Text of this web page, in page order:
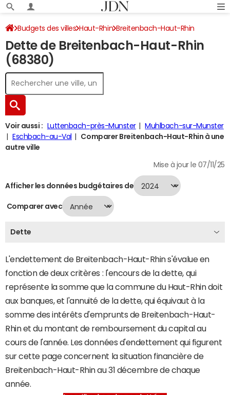
Budgets des villes Haut-Rhin Breitenbach-Haut-Rhin
Dette au 31/12/2024
Dette de Breitenbach-Haut-Rhin
(68380)
Voir aussi : Luttenbach-près-Munster
Muhlbach-sur-Munster
Eschbach-au-Val
Comparer Breitenbach-Haut-Rhin à une
autre ville
Mise à jour le 07/11/25
Afficher les données budgétaires de
Comparer avec
Dette
L'endettement de Breitenbach-Haut-Rhin s'évalue en
fonction de deux critères : l'encours de la dette, qui
représente la somme que la commune du Haut-Rhin doit
aux banques, et l'annuité de la dette, qui équivaut à la
somme des intérêts d'emprunts de Breitenbach-Haut-
Rhin et du montant de remboursement du capital au
cours de l'année. Les données d'endettement qui figurent
sur cette page concernent la situation financière de
Breitenbach-Haut-Rhin au 31 décembre de chaque
année.